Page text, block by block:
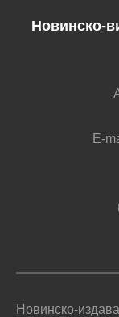
Новинско-
E-
Новинско-